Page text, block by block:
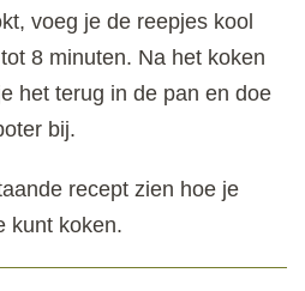
voeg je de reepjes kool
8 minuten. Na het koken
het terug in de pan en doe
bij.
recept zien hoe je
kunt koken.